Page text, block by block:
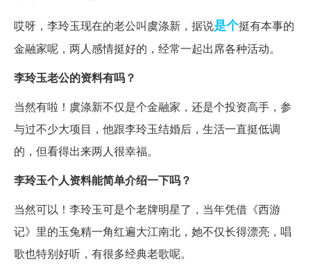
哎呀，李玲玉现在的老公叫虞涤新，据说是个挺有本事的
金融家呢，两人感情挺好的，经常一起出席各种活动。
李玲玉老公的资料有吗？
当然有啦！虞涤新不仅是个金融家，还是个投资高手，参
与过不少大项目，他跟李玲玉结婚后，生活一直挺低调
的，但看得出来两人很幸福。
李玲玉个人资料能简单介绍一下吗？
当然可以！李玲玉可是个老牌明星了，当年凭借《西游
记》里的玉兔精一角红遍大江南北，她不仅长得漂亮，唱
歌也特别好听，有很多经典老歌呢。